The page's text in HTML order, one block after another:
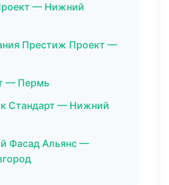
— Нижний
Престиж Проект —
— Пермь
Стандарт — Нижний
Фасад Альянс —